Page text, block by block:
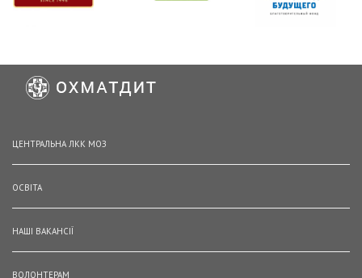
ЦЕНТРАЛЬНА ЛКК МОЗ
ОСВІТА
НАШІ ВАКАНСІЇ
ВОЛОНТЕРАМ